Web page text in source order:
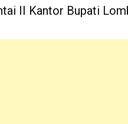
II Kantor Bupati